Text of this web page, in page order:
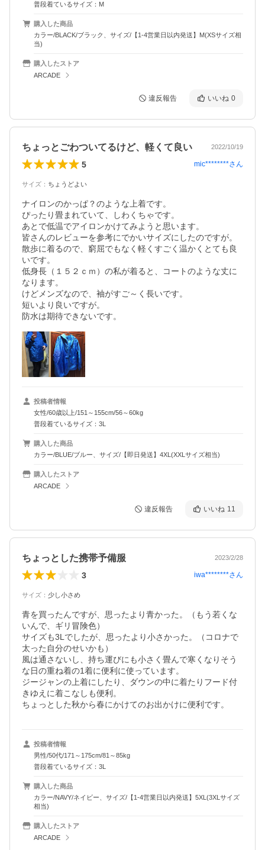
普段着ているサイズ：M
購入した商品
カラー/BLACK/ブラック、サイズ/【1-4営業日以内発送】M(XSサイズ相
当)
購入したストア
ARCADE
違反報告 いいね 0
ちょっとごわついてるけど、軽くて良い 2022/10/19
5 mic********さん
サイズ ： ちょうどよい
ナイロンのかっぱ？のような上着です。
ぴったり畳まれていて、しわくちゃです。
あとで低温でアイロンかけてみようと思います。
皆さんのレビューを参考にでかいサイズにしたのですが。
散歩に着るので、窮屈でもなく軽くすごく温かくとても良
いです。
低身長（１５２ｃｍ）の私が着ると、コートのような丈に
なります。
けどメンズなので、袖がすご～く長いです。
短いより良いですが。
防水は期待できないです。
投稿者情報
女性/60歳以上/151～155cm/56～60kg
普段着ているサイズ：3L
購入した商品
カラー/BLUE/ブルー、サイズ/【即日発送】4XL(XXLサイズ相当)
購入したストア
ARCADE
違反報告 いいね 11
ちょっとした携帯予備服 2023/2/28
3 iwa********さん
サイズ ： 少し小さめ
青を買ったんですが、思ったより青かった。（もう若くな
いんで、ギリ冒険色）
サイズも3Lでしたが、思ったより小さかった。（コロナで
太った自分のせいかも）
風は通さないし、持ち運びにも小さく畳んで寒くなりそう
な日の重ね着の1着に便利に使っています。
ジージャンの上着にしたり、ダウンの中に着たりフード付
きゆえに着こなしも便利。
ちょっとした秋から春にかけてのお出かけに便利です。
投稿者情報
男性/50代/171～175cm/81～85kg
普段着ているサイズ：3L
購入した商品
カラー/NAVY/ネイビー、サイズ/【1-4営業日以内発送】5XL(3XLサイズ
相当)
購入したストア
ARCADE